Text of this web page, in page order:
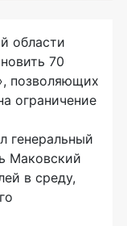
области
70
позволяющих
ограничение
генеральный
Маковский
в среду,